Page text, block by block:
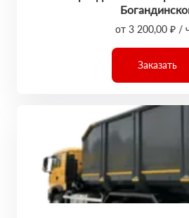
от 3 200,00 ₽ /
Заказать